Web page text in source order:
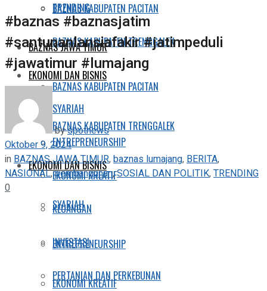
BAZNAS KABUPATEN PACITAN
BAZNAS KABUPATEN TRENGGALEK
EKONOMI DAN BISNIS
SYARIAH
ENTREPRENEURSHIP
EKONOMI KREATIF
KEUANGAN
INVESTASI
PERTANIAN DAN PERKEBUNAN
TRENDING
BAZNAS JAWA TIMUR
BAZNAS KABUPATEN PACITAN
BAZNAS KABUPATEN TRENGGALEK
EKONOMI DAN BISNIS
SYARIAH
ENTREPRENEURSHIP
EKONOMI KREATIF
#baznas #baznasjatim
#santunanlansiafakir #jatimpeduli
#jawatimur #lumajang
byspotnews
Oktober 9, 2024
in BAZNAS JAWA TIMUR,baznas lumajang, BERITA,
NASIONAL,pembangunan,SOSIAL DAN POLITIK,TRENDING
0